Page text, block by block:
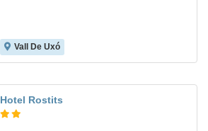
Vall De Uxó
Hotel Rostits